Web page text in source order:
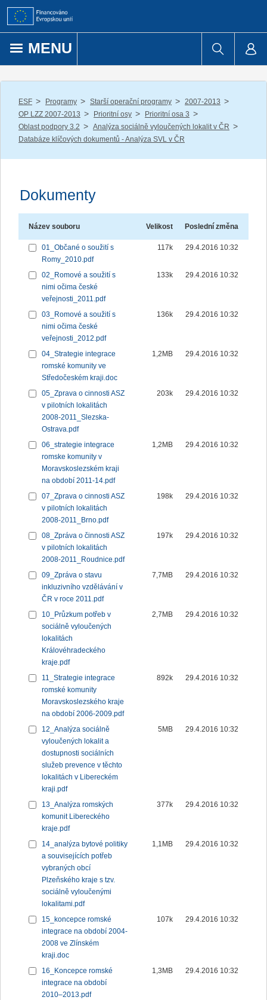
Přejít k obsahu
MENU
ESF / Programy / Starší operační programy / 2007-2013 /
OP LZZ 2007-2013 / Prioritní osy / Prioritní osa 3 /
Oblast podpory 3.2 / Analýza sociálně vyloučených lokalit v ČR /
Databáze klíčových dokumentů - Analýza SVL v ČR
Dokumenty
Název souboru Velikost Poslední změna
01_Občané o soužití s
Romy_2010.pdf
117k 29.4.2016 10:32
02_Romové a soužití s
nimi očima české
veřejnosti_2011.pdf
133k 29.4.2016 10:32
03_Romové a soužití s
nimi očima české
veřejnosti_2012.pdf
136k 29.4.2016 10:32
04_Strategie integrace
romské komunity ve
Středočeském kraji.doc
1,2MB 29.4.2016 10:32
05_Zprava o cinnosti ASZ
v pilotních lokalitách
2008-2011_Slezska-
Ostrava.pdf
203k 29.4.2016 10:32
06_strategie integrace
romske komunity v
Moravskoslezském kraji
na období 2011-14.pdf
1,2MB 29.4.2016 10:32
07_Zprava o cinnosti ASZ
v pilotních lokalitách
2008-2011_Brno.pdf
198k 29.4.2016 10:32
08_Zpráva o činnosti ASZ
v pilotních lokalitách
2008-2011_Roudnice.pdf
197k 29.4.2016 10:32
09_Zpráva o stavu
inkluzivního vzdělávání v
ČR v roce 2011.pdf
7,7MB 29.4.2016 10:32
10_Průzkum potřeb v
sociálně vyloučených
lokalitách
Královéhradeckého
kraje.pdf
2,7MB 29.4.2016 10:32
11_Strategie integrace
romské komunity
Moravskoslezského kraje
na období 2006-2009.pdf
892k 29.4.2016 10:32
12_Analýza sociálně
vyloučených lokalit a
dostupnosti sociálních
služeb prevence v těchto
lokalitách v Libereckém
kraji.pdf
5MB 29.4.2016 10:32
13_Analýza romských
komunit Libereckého
kraje.pdf
377k 29.4.2016 10:32
14_analýza bytové politiky
a souvisejících potřeb
vybraných obcí
Plzeňského kraje s tzv.
sociálně vyloučenými
lokalitami.pdf
1,1MB 29.4.2016 10:32
15_koncepce romské
integrace na období 2004-
2008 ve Zlínském
kraji.doc
107k 29.4.2016 10:32
16_Koncepce romské
integrace na období
2010–2013.pdf
1,3MB 29.4.2016 10:32